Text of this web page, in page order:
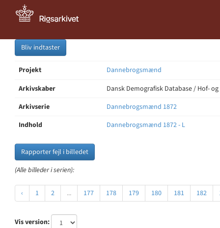
Bliv indtaster
Projekt
Dannebrogsmænd
Arkivskaber
Dansk Demografisk Database / Hof-
Arkivserie
Dannebrogsmænd 1872
Indhold
Dannebrogsmænd 1872 - L
Rapporter fejl i billedet
(Alle billeder i serien):
‹ 1 2 ... 177 178 179 180 181 182
Vis version: